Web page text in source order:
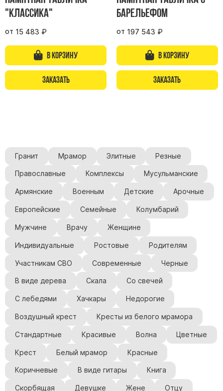
Склеп
Памятники Мусульманские
Памятники Армянские
Европейские памятники
Памятники из белого мрамора Коелга
Креативные памятники
Кресты из белого мрамора
Фигурные памятники
Памятники в виде гитары
Памятники комбинированные
Памятники из цветного гранита
Памятники красные
Памятники красно-черные
Памятники коричневые
Памятники серые
Памятники зеленые
Памятники из Дымовского гранита
Памятники из гранита Возрождение
Памятники из гранита Гранатовый Амфиболит
"Классика"
от 15 483 ₽
В корзину
Заказать
барельефом
от 197 543 ₽
В корзину
Заказать
Гранит Мрамор Элитные Резные
Православные Комплексы Мусульманские
Армянские Военным Детские Арочные
Европейские Семейные Колумбарий
Мужчине Врачу Женщине
Индивидуальные Ростовые Родителям
Участникам СВО Современные Черные
В виде дерева Скала Со свечей
С лебедями Хачкары Недорогие
Воздушный крест Кресты из белого мрамора
Стандартные Красивые Волна Цветные
Крест Белый мрамор Красные
Коричневые В виде гитары Книга
Скорбящая Девушке Жене Отцу